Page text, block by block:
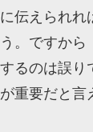
伝えられれ
。ですから
るのは誤り
重要だと言